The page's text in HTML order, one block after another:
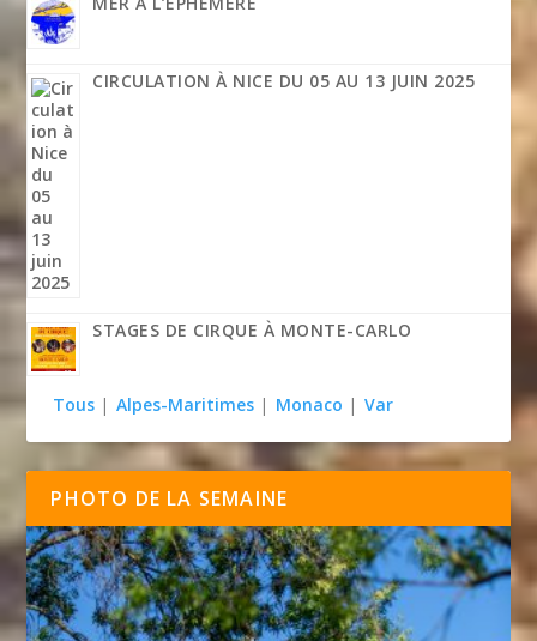
CIRCULATION À NICE DU 05 AU 13 JUIN 2025
STAGES DE CIRQUE À MONTE-CARLO
Tous | Alpes-Maritimes | Monaco | Var
PHOTO DE LA SEMAINE